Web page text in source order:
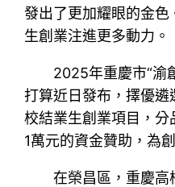
發出了更加耀眼的金
生創業注進更多動力。
2025年重慶市“渝
打算近日發布，擇優
校結業生創業項目，
1萬元的資金贊助，為
在榮昌區，重慶